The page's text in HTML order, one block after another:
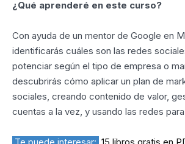
¿Qué aprenderé en este curso?
Con ayuda de un mentor de Google en
identificarás cuáles son las redes
potenciar según el tipo de empresa o
descubrirás cómo aplicar un plan de
sociales, creando contenido de valor,
cuentas a la vez, y usando las redes
Te puede interesar: 15 libros gratis en